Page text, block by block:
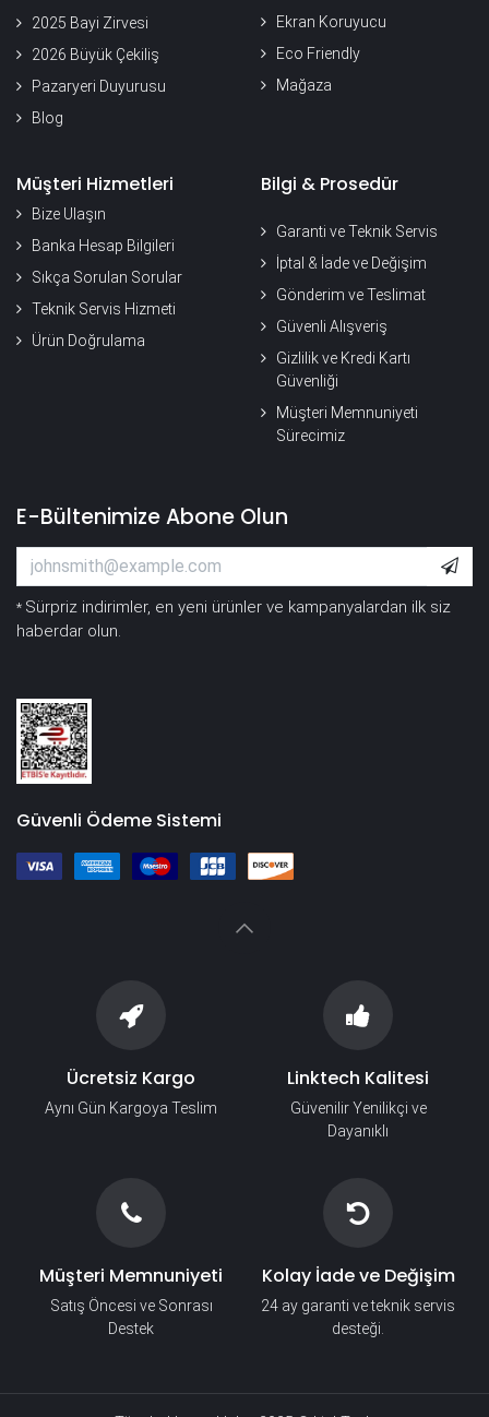
2025 Bayi Zirvesi
2026 Büyük Çekiliş
Pazaryeri Duyurusu
Blog
Ekran Koruyucu
Eco Friendly
Mağaza
Müşteri Hizmetleri
Bize Ulaşın
Banka Hesap Bilgileri
Sıkça Sorulan Sorular
Teknik Servis Hizmeti
Ürün Doğrulama
Bilgi & Prosedür
Garanti ve Teknik Servis
İptal & İade ve Değişim
Gönderim ve Teslimat
Güvenli Alışveriş
Gizlilik ve Kredi Kartı
Güvenliği
Müşteri Memnuniyeti
Sürecimiz
E-Bültenimize Abone Olun
* Sürpriz indirimler, en yeni ürünler ve kampanyalardan ilk siz
haberdar olun.
Güvenli Ödeme Sistemi
Ücretsiz Kargo
Aynı Gün Kargoya Teslim
Linktech Kalitesi
Güvenilir Yenilikçi ve
Dayanıklı
Müşteri Memnuniyeti
Satış Öncesi ve Sonrası
Destek
Kolay İade ve Değişim
24 ay garanti ve teknik servis
desteği.